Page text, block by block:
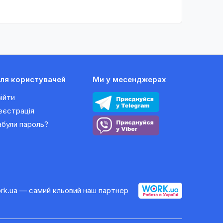
користувачей
пароль?
Ми у месенджерах
— самий кльовий наш партнер